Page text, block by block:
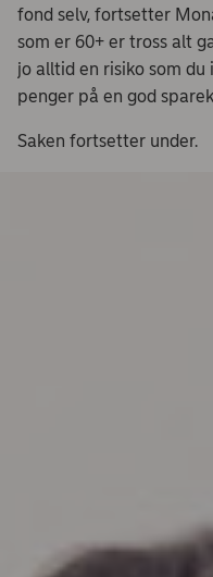
fond selv, fortsetter
som er 60+ er tross alt
jo alltid en risiko som
penger på en god
Saken fortsetter under.